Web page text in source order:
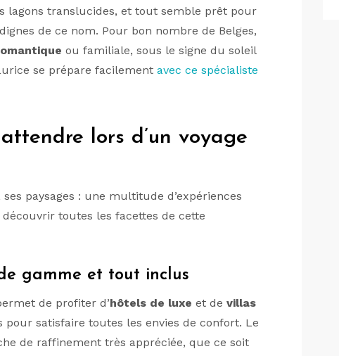
lagons translucides, et tout semble prêt pour
dignes de ce nom. Pour bon nombre de Belges,
ou familiale, sous le signe du soleil
se prépare facilement avec ce spécialiste
lors d’un voyage
paysages : une multitude d’expériences
toutes les facettes de cette
gamme et tout inclus
de profiter d’hôtels de luxe et de villas
pour satisfaire toutes les envies de confort. Le
de raffinement très appréciée, que ce soit